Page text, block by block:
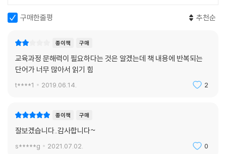
있도록 하였다.
과정 역량을 그림 한 장으로 정리하는 ‘미래교육 빅픽처’를 제시하였다.
구매한줄평 추천순
종이책 구매
교육과정 문해력이 필요하다는 것은 알겠는데 책 내용에 반복되는
단어가 너무 많아서 읽기 힘
t****1 2019.06.14. 2
종이책 구매
잘보겠습니다..감사합니다~
s*****g 2021.07.02. 0